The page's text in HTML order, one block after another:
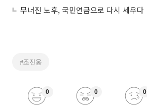
무너진 노후, 국민연금으로 다시 세우다
#조진웅
0 0 0